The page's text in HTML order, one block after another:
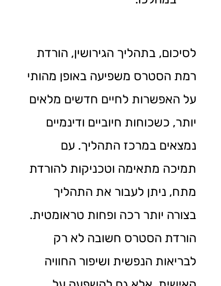
לסיכום, בתהליך הגירושין, הורדת
רמת הסטרס משפיעה באופן מהותי
על האפשרות לחיים חדשים מלאים
יותר, כשכוחות חיוביים ודינמיים
נמצאים במרכז התהליך. עם
תמיכה מתאימה וטכניקות להורדת
מתח, ניתן לעבור את התהליך
בצורה יותר רכה ופחות טראומטית.
הורדת הסטרס חשובה לא רק
לבריאות הנפשית ושיפור החוויה